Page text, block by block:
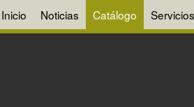
Inicio Noticias Catálogo Servicios